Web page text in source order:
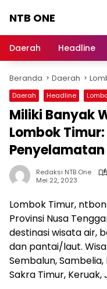
NTB ONE
dan
Berita
Lombok
Daerah Headline
Beranda Daerah
Daerah Headline
Miliki Banyak
Lombok
Redaksi NTB One
Mei 22, 2023
Lombok Timur,
Provinsi Nusa
destinasi wisata air,
dan pantai/laut.
Sembalun,
Sakra Timur,